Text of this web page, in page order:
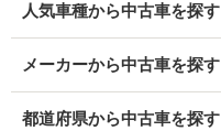
人気車種から中古車を探す
メーカーから中古車を探す
都道府県から中古車を探す